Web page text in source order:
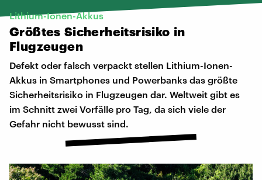
Lithium-Ionen-Akkus
Größtes Sicherheitsrisiko in
Flugzeugen
Defekt oder falsch verpackt stellen Lithium-Ionen-
Akkus in Smartphones und Powerbanks das größte
Sicherheitsrisiko in Flugzeugen dar. Weltweit gibt es
im Schnitt zwei Vorfälle pro Tag, da sich viele der
Gefahr nicht bewusst sind.